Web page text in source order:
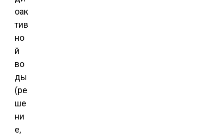
оак
тив
но
й
во
ды
(ре
ше
ни
е,